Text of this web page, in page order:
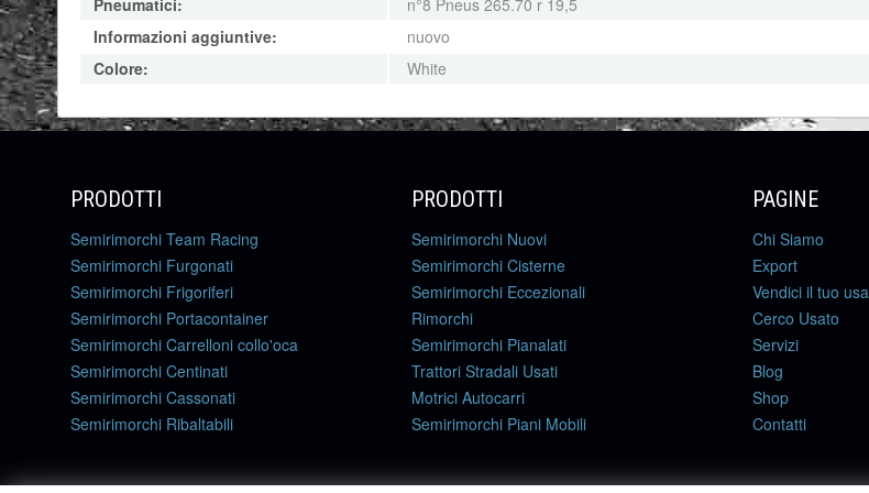
Pneumatici:
n°8 Pneus 265.70 r 19,5
Informazioni aggiuntive:
nuovo
Colore:
White
PRODOTTI
Semirimorchi Team Racing
Semirimorchi Furgonati
Semirimorchi Frigoriferi
Semirimorchi Portacontainer
Semirimorchi Carrelloni collo'oca
Semirimorchi Centinati
Semirimorchi Cassonati
Semirimorchi Ribaltabili
PRODOTTI
Semirimorchi Nuovi
Semirimorchi Cisterne
Semirimorchi Eccezionali
Rimorchi
Semirimorchi Pianalati
Trattori Stradali Usati
Motrici Autocarri
Semirimorchi Piani Mobili
PAGINE
Chi Siamo
Export
Vendici il tuo
Cerco Usato
Servizi
Blog
Shop
Contatti